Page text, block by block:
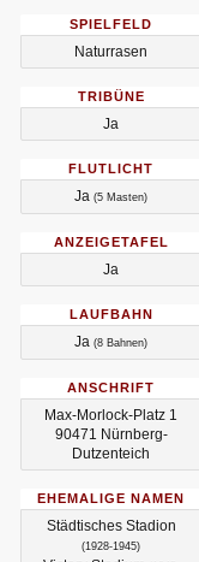
SPIELFELD
Naturrasen
TRIBÜNE
Ja
FLUTLICHT
Ja (5 Masten)
ANZEIGETAFEL
Ja
LAUFBAHN
Ja (8 Bahnen)
ANSCHRIFT
Max-Morlock-Platz 1
90471 Nürnberg-
Dutzenteich
EHEMALIGE NAMEN
Städtisches Stadion
(1928-1945)